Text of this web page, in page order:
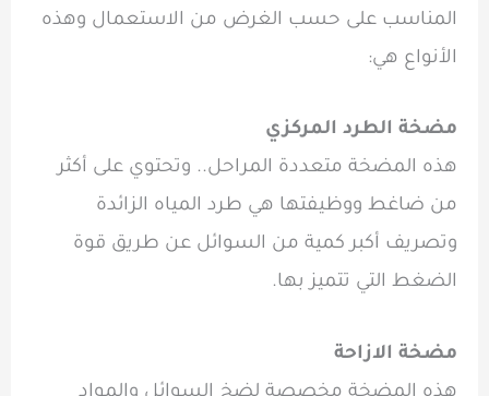
المناسب على حسب الغرض من الاستعمال وهذه
الأنواع هي:
مضخة الطرد المركزي
هذه المضخة متعددة المراحل.. وتحتوي على أكثر
من ضاغط ووظيفتها هي طرد المياه الزائدة
وتصريف أكبر كمية من السوائل عن طريق قوة
الضغط التي تتميز بها.
مضخة الازاحة